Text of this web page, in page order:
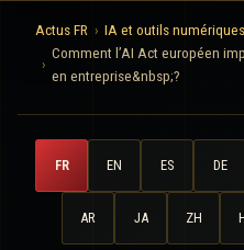
Actus FR
IA et outils numériques
Comment l’AI Act européen
en entreprise&nbsp;?
FR EN ES DE
AR JA ZH